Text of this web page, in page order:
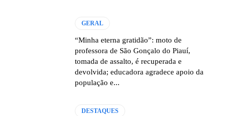
GERAL
“Minha eterna gratidão”: moto de
professora de São Gonçalo do Piauí,
tomada de assalto, é recuperada e
devolvida; educadora agradece apoio da
população e...
DESTAQUES